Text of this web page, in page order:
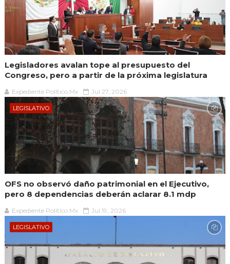
Legisladores avalan tope al presupuesto del
Congreso, pero a partir de la próxima legislatura
Expediente Político.Mx Jul 27, 2026
LEGISLATIVO
OFS no observó daño patrimonial en el Ejecutivo,
pero 8 dependencias deberán aclarar 8.1 mdp
Expediente Político.Mx Jul 19, 2026
LEGISLATIVO